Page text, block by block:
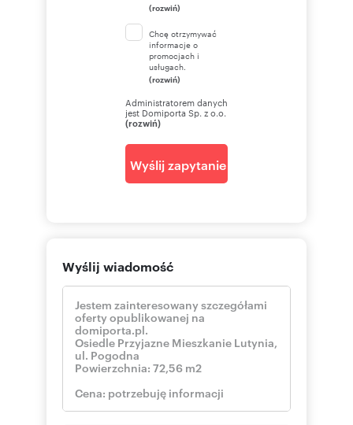
(rozwiń)
Chcę otrzymywać
informacje o
promocjach i
usługach.
(rozwiń)
Administratorem danych
jest Domiporta Sp. z o.o.
(rozwiń)
Wyślij zapytanie
Wyślij wiadomość